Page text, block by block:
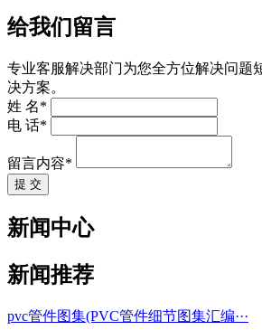
给我们留言
专业客服解决部门为您全方位解决问题
决方案。
姓 名*
电 话*
留言内容*
提 交
新闻中心
新闻推荐
pvc管件图集(PVC管件细节图集汇编···